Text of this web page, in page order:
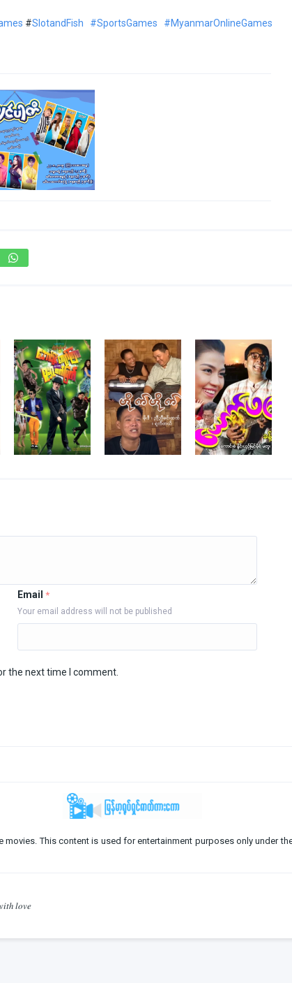
#SlotandFish #SportsGames #MyanmarOnlineGames
Email *
Your email address will not be published
the next time I comment.
movies. This content is used for entertainment purposes only under
𝑙𝑜𝑣𝑒